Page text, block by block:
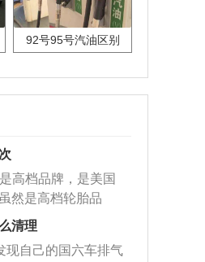
92号95号汽油区别
高档品牌，是美国
然是高档轮胎品
轮胎都有生产，这
市场。
清理
现自己的国六车排气